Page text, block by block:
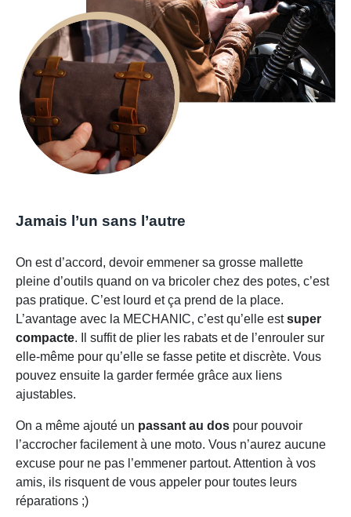
Jamais l’un sans l’autre
On est d’accord, devoir emmener sa grosse mallette
pleine d’outils quand on va bricoler chez des potes, c’est
pas pratique. C’est lourd et ça prend de la place.
L’avantage avec la MECHANIC, c’est qu’elle estsuper
compacte. Il suffit de plier les rabats et de l’enrouler sur
elle-même pour qu’elle se fasse petite et discrète. Vous
pouvez ensuite la garder fermée grâce aux liens
ajustables.
On a même ajouté un passant au dos pour pouvoir
l’accrocher facilement à une moto. Vous n’aurez aucune
excuse pour ne pas l’emmener partout. Attention à vos
amis, ils risquent de vous appeler pour toutes leurs
réparations ;)